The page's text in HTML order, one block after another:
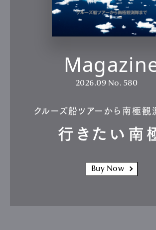
2026.09 No. 580
クルーズ船ツアーから南極観
行きたい南
Buy Now